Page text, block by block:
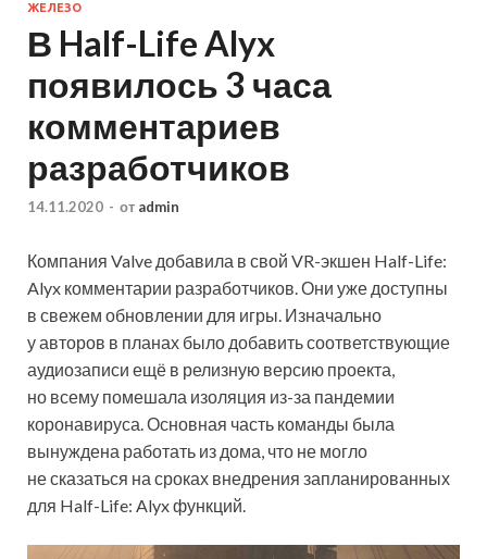
ЖЕЛЕЗО
В Half-Life Alyx
появилось 3 часа
комментариев
разработчиков
14.11.2020 - от admin
Компания Valve добавила в свой VR-экшен Half-Life:
Alyx комментарии разработчиков. Они уже доступны
в свежем обновлении для игры. Изначально
у авторов в планах было добавить соответствующие
аудиозаписи ещё в релизную версию проекта,
но всему помешала изоляция из-за пандемии
коронавируса. Основная часть команды была
вынуждена работать из дома, что не могло
не сказаться на сроках внедрения запланированных
для Half-Life: Alyx функций.